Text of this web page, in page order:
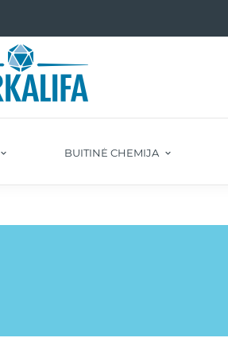
BUITINĖ CHEMIJA